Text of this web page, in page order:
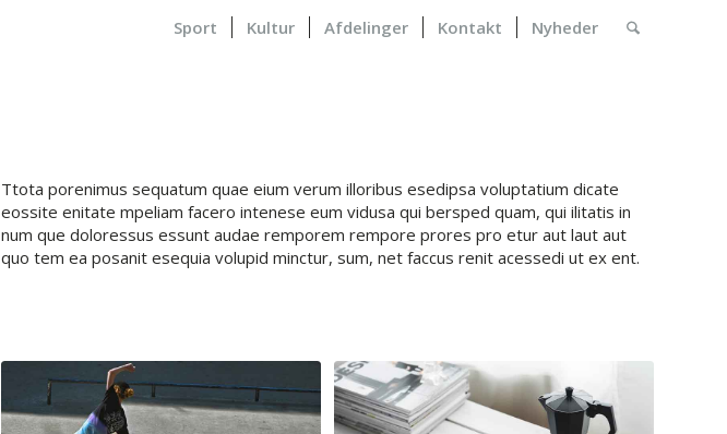
Sport Kultur Afdelinger Kontakt Nyheder
Ttota porenimus sequatum quae eium verum illoribus esedipsa voluptatium dicate
eossite enitate mpeliam facero intenese eum vidusa qui bersped quam, qui ilitatis in
num que doloressus essunt audae remporem rempore prores pro etur aut laut aut
quo tem ea posanit esequia volupid minctur, sum, net faccus renit acessedi ut ex ent.